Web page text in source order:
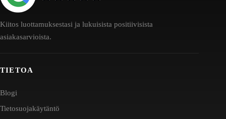
Kiitos luottamuksestasi ja lukuisista positiivisista
asiakasarvioista.
TIETOA
Blogi
Tietosuojakäytäntö